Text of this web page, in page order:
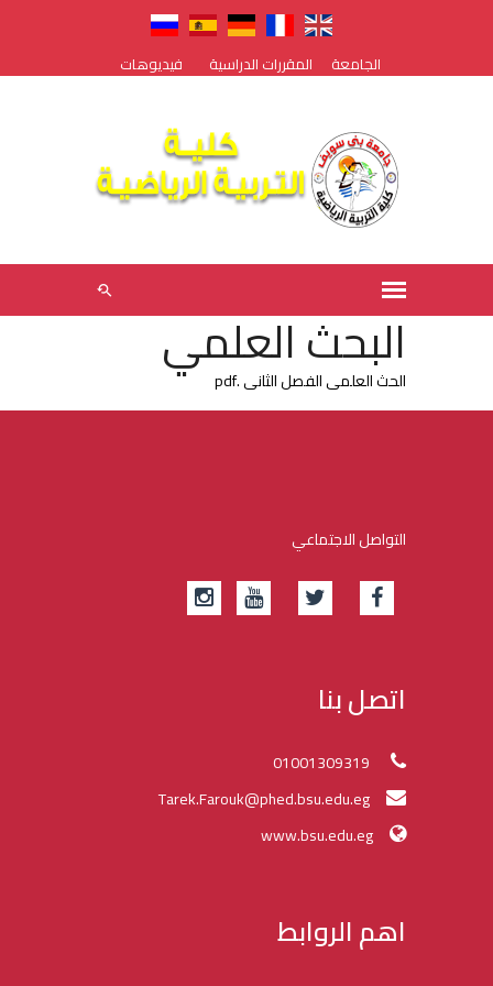
الجامعة المقررات الدراسية فيديوهات
البحث العلمي
الحث العلمى الفصل الثانى .pdf
التواصل الاجتماعي
اتصل بنا
www.bsu.edu.eg
اهم الروابط